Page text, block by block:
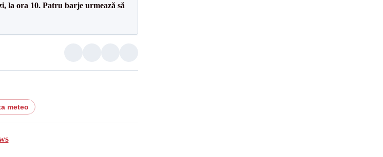
la ora 10. Patru barje urmează să
meteo